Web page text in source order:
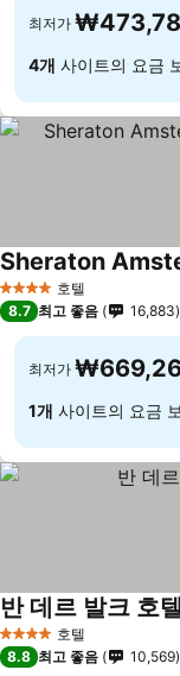
최저가
4개 사이트의 요금
4 성급 호텔
8.7 최고 좋음 16,883
최저가
1개 사이트의 요금
4 성급 호텔
반 데르 발크 호
8.8 최고 좋음 10,569